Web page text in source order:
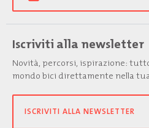
Iscriviti alla newsletter
Novità, percorsi, ispirazione:
mondo bici direttamente nella
ISCRIVITI ALLA NEWSLETTER